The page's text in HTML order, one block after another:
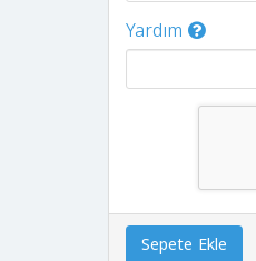
Yardım
Sepete Ekle